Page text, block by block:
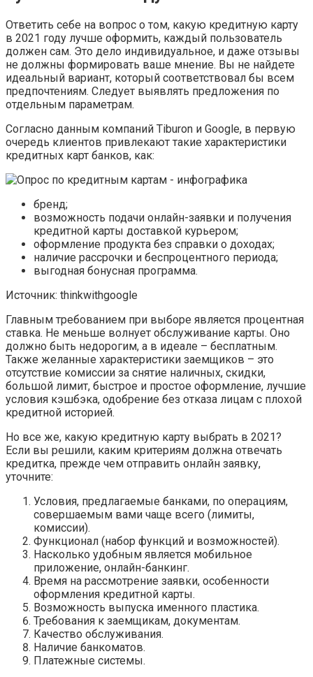
Ответить себе на вопрос о том, какую кредитную карту
в 2021 году лучше оформить, каждый пользователь
должен сам. Это дело индивидуальное, и даже отзывы
не должны формировать ваше мнение. Вы не найдете
идеальный вариант, который соответствовал бы всем
предпочтениям. Следует выявлять предложения по
отдельным параметрам.
Согласно данным компаний Tiburon и Google, в первую
очередь клиентов привлекают такие характеристики
кредитных карт банков, как:
бренд;
возможность подачи онлайн-заявки и получения
кредитной карты доставкой курьером;
оформление продукта без справки о доходах;
наличие рассрочки и беспроцентного периода;
выгодная бонусная программа.
Источник: thinkwithgoogle
Главным требованием при выборе является процентная
ставка. Не меньше волнует обслуживание карты. Оно
должно быть недорогим, а в идеале – бесплатным.
Также желанные характеристики заемщиков – это
отсутствие комиссии за снятие наличных, скидки,
большой лимит, быстрое и простое оформление, лучшие
условия кэшбэка, одобрение без отказа лицам с плохой
кредитной историей.
Но все же, какую кредитную карту выбрать в 2021?
Если вы решили, каким критериям должна отвечать
кредитка, прежде чем отправить онлайн заявку,
уточните:
Условия, предлагаемые банками, по операциям,
совершаемым вами чаще всего (лимиты,
комиссии).
Функционал (набор функций и возможностей).
Насколько удобным является мобильное
приложение, онлайн-банкинг.
Время на рассмотрение заявки, особенности
оформления кредитной карты.
Возможность выпуска именного пластика.
Требования к заемщикам, документам.
Качество обслуживания.
Наличие банкоматов.
Платежные системы.